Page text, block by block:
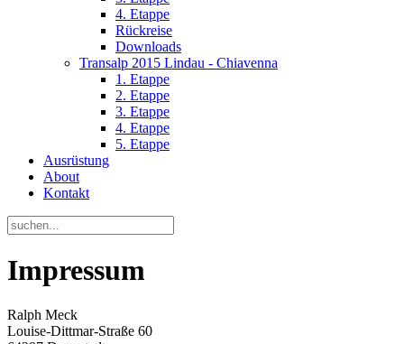
4. Etappe
Rückreise
Downloads
Transalp 2015 Lindau - Chiavenna
1. Etappe
2. Etappe
3. Etappe
4. Etappe
5. Etappe
Ausrüstung
About
Kontakt
Impressum
Ralph Meck
Louise-Dittmar-Straße 60